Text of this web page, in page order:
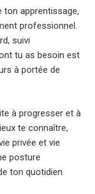
ton apprentissage,
professionnel.
suivi
tu as besoin est
à portée de
à progresser et à
te connaître,
privée et vie
posture
ton quotidien